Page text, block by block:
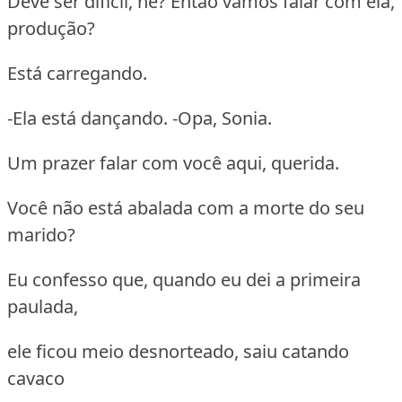
produção?
Está carregando.
-Ela está dançando. -Opa, Sonia.
Um prazer falar com você aqui, querida.
Você não está abalada com a morte do seu
marido?
Eu confesso que, quando eu dei a primeira
paulada,
ele ficou meio desnorteado, saiu catando
cavaco